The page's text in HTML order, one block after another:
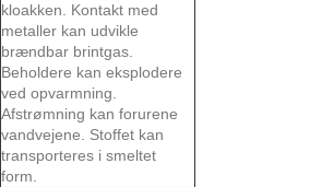
kloakken. Kontakt med
metaller kan udvikle
brændbar brintgas.
Beholdere kan eksplodere
ved opvarmning.
Afstrømning kan forurene
vandvejene. Stoffet kan
transporteres i smeltet
form.